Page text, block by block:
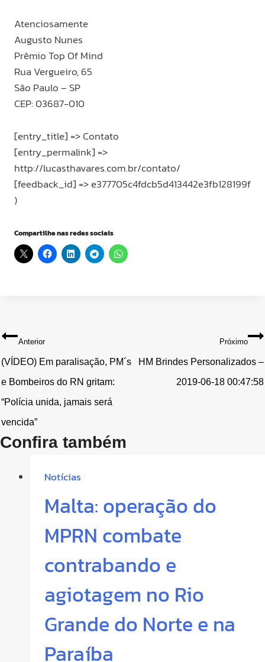
Atenciosamente
Augusto Nunes
Prêmio Top Of Mind
Rua Vergueiro, 65
São Paulo – SP
CEP: 03687-010
[entry_title] => Contato
[entry_permalink] =>
http://lucasthavares.com.br/contato/
[feedback_id] => e377705c4fdcb5d413442e3fb128199f
)
Compartilhe nas redes sociais
Navegação
de
Post
Anterior
(VÍDEO) Em paralisação, PM´s
e Bombeiros do RN gritam:
“Polícia unida, jamais será
vencida”
Próximo
HM Brindes Personalizados –
2019-06-18 00:47:58
Confira também
Notícias
Malta: operação do
MPRN combate
contrabando e
agiotagem no Rio
Grande do Norte e na
Paraíba